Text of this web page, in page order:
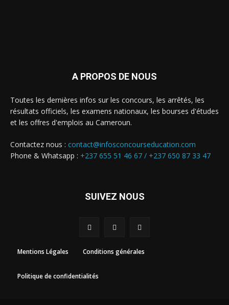
A PROPOS DE NOUS
Toutes les dernières infos sur les concours, les arrêtés, les
résultats officiels, les examens nationaux, les bourses d'études
et les offres d'emplois au Cameroun.
Contactez nous : contact@infosconcourseducation.com
Phone & Whatsapp : +237 655 51 46 67 / +237 650 87 33 47
SUIVEZ NOUS
Mentions Légales Conditions générales
Politique de confidentialités